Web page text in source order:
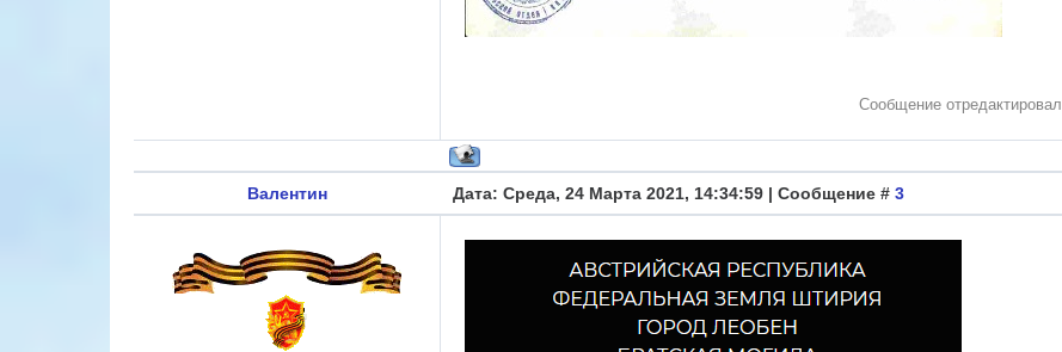
Сообщение отредактировал
Валентин Дата: Среда, 24 Марта 2021, 14:34:59 | Сообщение # 3